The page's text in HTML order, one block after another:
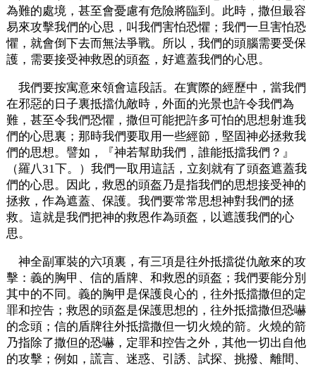
為難的處境，甚至會憂慮有危險將臨到。此時，撒但最容
易來攻擊我們的心思，叫我們害怕恐懼；我們一旦害怕恐
懼，就會倒下去而無法爭戰。所以，我們的頭腦需要受保
護，需要接受神救恩的頭盔，好遮蓋我們的心思。
我們要按寓意來領會這段話。在實際的經歷中，當我們
在邪惡的日子裏抵擋仇敵時，外面的光景也許令我們為
難，甚至令我們恐懼，撒但可能把許多可怕的思想射進我
們的心思裏；那時我們要取用一些經節，堅固神必拯救我
們的思想。譬如，『神若幫助我們，誰能抵擋我們？』
（羅八31下。）我們一取用這話，立刻就有了頭盔遮蓋我
們的心思。因此，救恩的頭盔乃是指我們的思想接受神的
拯救，作為遮蓋、保護。我們要常常思想神對我們的拯
救。這就是我們把神的救恩作為頭盔，以遮護我們的心
思。
神全副軍裝的六項裏，有三項是往外抵擋從仇敵來的攻
擊：義的胸甲、信的盾牌、和救恩的頭盔；我們要能分別
其中的不同。義的胸甲是保護良心的，往外抵擋撒但的定
罪和控告；救恩的頭盔是保護思想的，往外抵擋撒但恐嚇
的念頭；信的盾牌往外抵擋撒但一切火燒的箭。火燒的箭
乃指除了撒但的恐嚇，定罪和控告之外，其他一切出自他
的攻擊；例如，謊言、迷惑、引誘、試探、挑撥、離間、